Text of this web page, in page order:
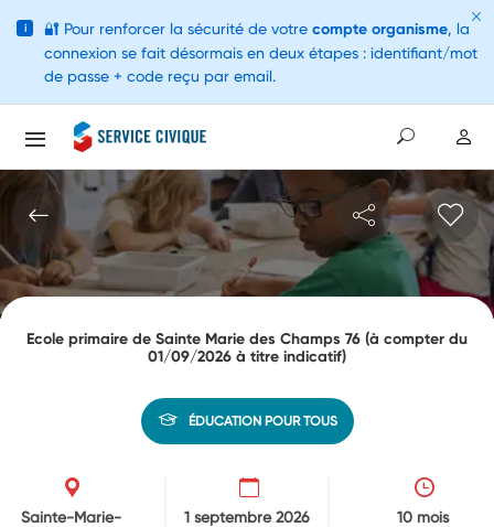
Ecole primaire de Sainte Marie des Champs 76 (à compter du
01/09/2026 à titre indicatif)
ÉDUCATION POUR TOUS
Sainte-Marie-
1 septembre 2026 10 mois
i 🔐 Pour renforcer la sécurité de votre compte organisme, la
connexion se fait désormais en deux étapes : identifiant/mot
de passe + code reçu par email.